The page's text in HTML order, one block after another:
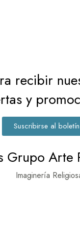
recibir
y
Suscribirse al boletín
Grupo Arte
Imaginería